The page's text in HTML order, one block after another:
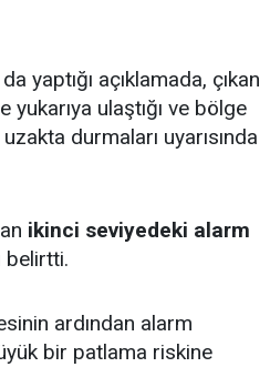
yaptığı açıklamada, çıkan
ulaştığı ve bölge
durmaları uyarısında
ikinci seviyedeki alarm
belirtti.
ardından alarm
bir patlama riskine